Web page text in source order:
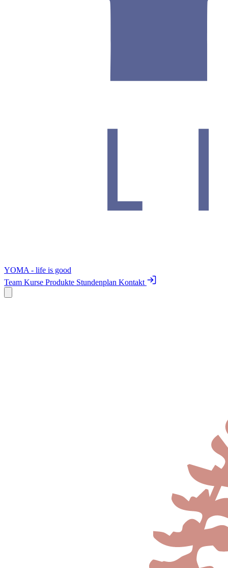
YOMA - life is good
Team Kurse Produkte Stundenplan Kontakt